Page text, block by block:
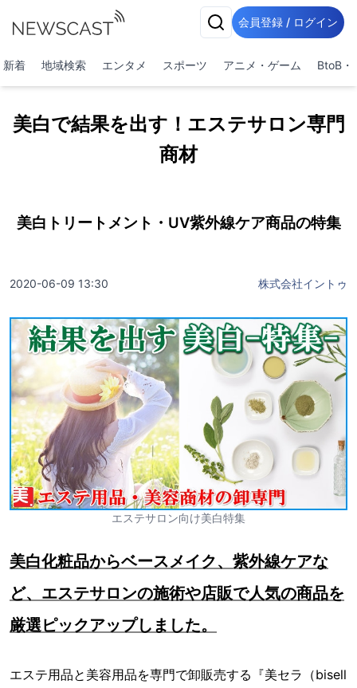
会員登録 / ログイン
新着 地域検索 エンタメ スポーツ アニメ・ゲーム BtoB・
美白で結果を出す！エステサロン専門
商材
美白トリートメント・UV紫外線ケア商品の特集
2020-06-09 13:30 株式会社イントゥ
エステサロン向け美白特集
美白化粧品からベースメイク、紫外線ケアな
ど、エステサロンの施術や店販で人気の商品を
厳選ピックアップしました。
エステ用品と美容用品を専門で卸販売する『美セラ（bisell